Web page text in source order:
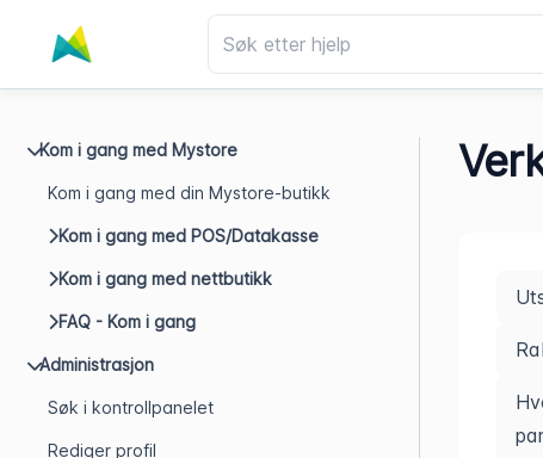
Kom i gang med Mystore
Kom i gang med din Mystore-butikk
Kom i gang med POS/Datakasse
Kom i gang med nettbutikk
FAQ - Kom i gang
Administrasjon
Søk i kontrollpanelet
Rediger profil